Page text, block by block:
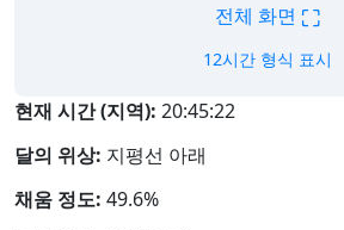
전체 화면 ⛶
12시간 형식 표시
현재 시간 (지역): 20:45:23
달의 위상: 지평선 아래
채움 정도: 49.6%